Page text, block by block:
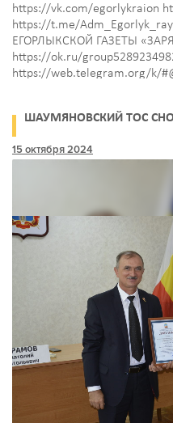
https://vk.com/egorlykraion
https://t.me/
ЕГОРЛЫКСКОЙ ГАЗЕТЫ
https://ok.ru/
https://web.telegram.org/k/
«Егорлыкский РДК» https://
Молодежь Егорлыкского
Историко-краеведческий
музей https://vk.com/
Егорлыкского района
ШАУМЯНОВСКИЙ ТОС
15 октября 2024